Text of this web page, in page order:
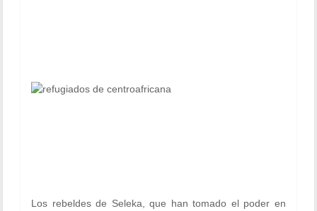
Los rebeldes de Seleka, que han tomado el poder en